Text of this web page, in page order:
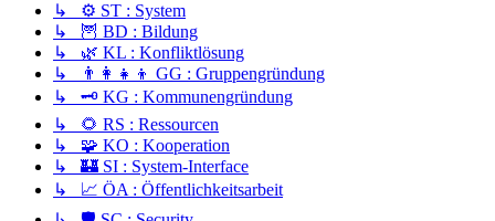
↳ ⚙️ ST : System
↳ 🦉 BD : Bildung
↳ 🌿 KL : Konfliktlösung
↳ 👨‍👩‍👧‍👦 GG : Gruppengründung
↳ 🗝️ KG : Kommunengründung
↳ 🌻 RS : Ressourcen
↳ 🧩 KO : Kooperation
↳ 🏰 SI : System-Interface
↳ 📈 ÖA : Öffentlichkeitsarbeit